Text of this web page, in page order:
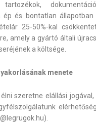
tartozékok,
ép és bontatlan állapotban
25-50%-kal
amely a gyártó általi
a költsége.
menete
szeretne elállási